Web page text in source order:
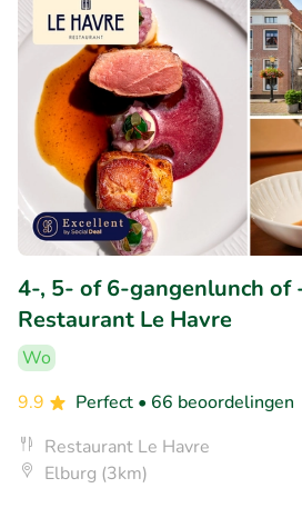
4-, 5- of 6-gangenlunch of
Restaurant Le Havre
Wo
9.9
Perfect • 66 beoordelingen
Restaurant Le Havre
Elburg (3km)